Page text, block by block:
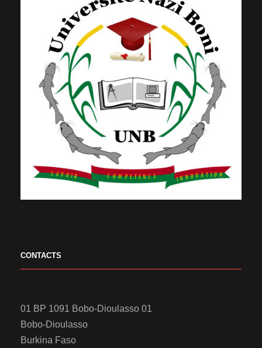
CONTACTS
01 BP 1091 Bobo-Dioulasso 01
Bobo-Dioulasso
Burkina Faso